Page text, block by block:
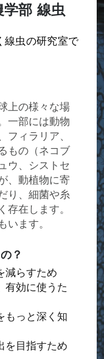
部 線虫
線虫の研究室で
上の様々な場
一部には動物
フィラリア、
もの（ネコブ
ウ、シストセ
、動植物に寄
り、細菌や糸
存在します。
います。
？
減らすため
有効に使うた
もっと深く知
を目指すため